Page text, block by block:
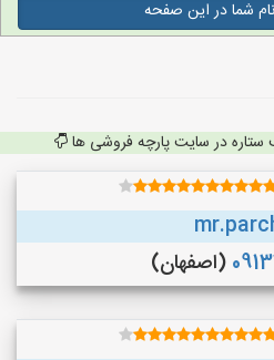
شما در این صفحه
ستاره در سایت پارچه فروشی ها
(اصفهان)